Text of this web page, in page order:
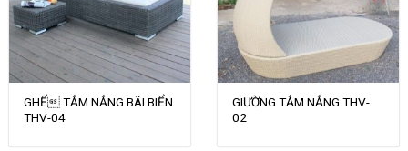
GHẾ TẮM NẮNG BÃI BIỂN
THV-04
GIƯỜNG TẮM NẮNG THV-
02